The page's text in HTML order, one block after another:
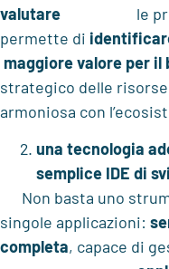
valutare le proprie
permette di
maggiore valore per il
strategico delle
armoniosa con
una tecnologia
semplice IDE di
Non basta uno
singole applicazioni:
completa, capace di